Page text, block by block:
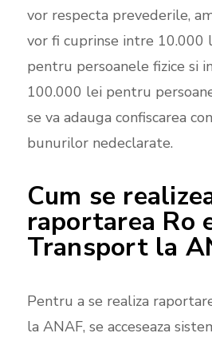
vor respecta prevederile,
vor fi cuprinse intre 10.000
pentru persoanele fizice si
100.000 lei pentru
se va adauga confiscarea
bunurilor nedeclarate.
Cum se
raportarea Ro
Transport la
Pentru a se realiza
la ANAF, se acceseaza